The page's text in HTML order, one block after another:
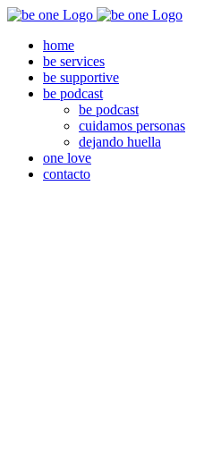
Skip
contenthome
be services
be supportive
be podcast
be podcast
cuidamos personas
dejando huella
one love
contacto